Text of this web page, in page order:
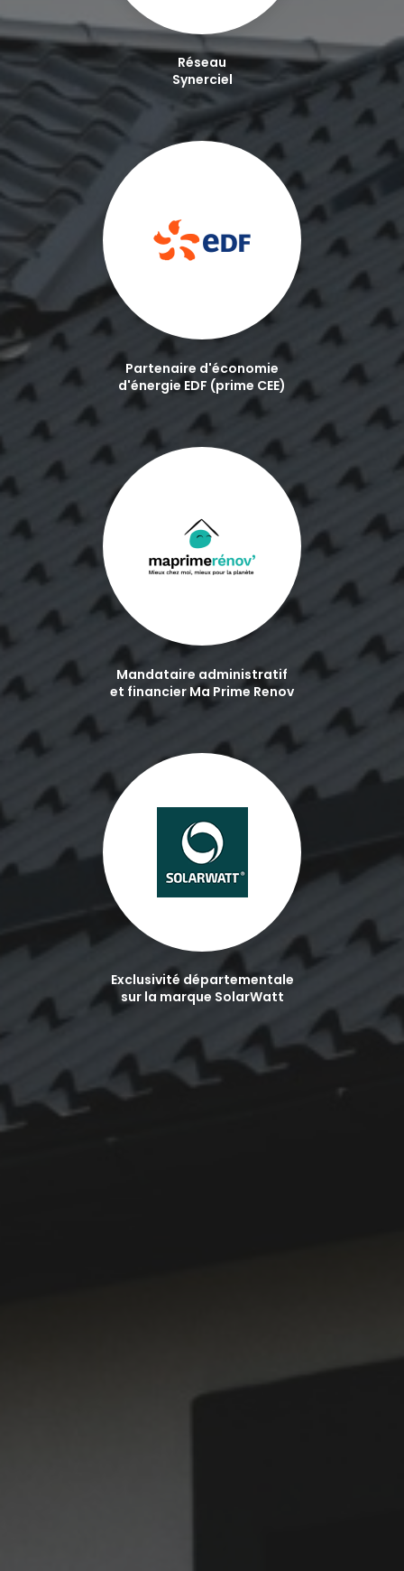
Réseau
Synerciel
Partenaire d'économie
d'énergie EDF (prime CEE)
Mandataire administratif
et financier Ma Prime Renov
Exclusivité départementale
sur la marque SolarWatt